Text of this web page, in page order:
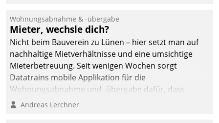
und Beschwerde-Management einen eigenen Kanal
ein.
Wohnungsabnahme & -übergabe
Mieter, wechsle dich?
Nicht beim Bauverein zu Lünen – hier setzt man auf
nachhaltige Mietverhältnisse und eine umsichtige
Mieterbetreuung. Seit wenigen Wochen sorgt
Datatrains mobile Applikation für die
Wohnungsabnahme und -übergabe dafür, dass
Mieter wohlgeordnet kommen und, so es sein muss,
Andreas Lerchner